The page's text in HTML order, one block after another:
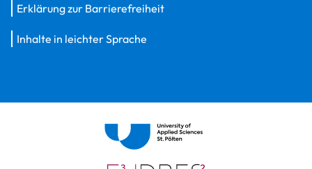
Erklärung zur Barrierefreiheit
Inhalte in leichter Sprache